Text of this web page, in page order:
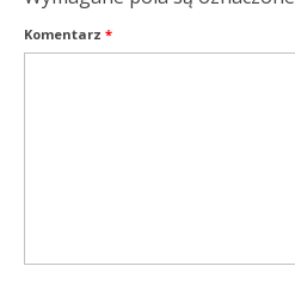
Komentarz *